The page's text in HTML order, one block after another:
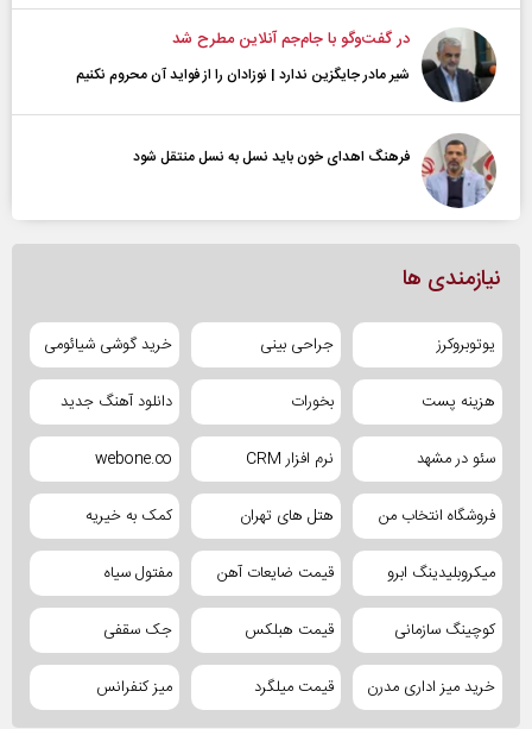
در گفت‌و‌گو با جام‌جم آنلاین مطرح شد
شیر مادر جایگزین ندارد | نوزادان را از فواید آن محروم نکنیم
فرهنگ اهدای خون باید نسل به نسل منتقل شود
نیازمندی ها
یوتوبروکرز جراحی بینی خرید گوشی شیائومی
هزینه پست بخورات دانلود آهنگ جدید
سئو در مشهد نرم افزار CRM webone.co
فروشگاه انتخاب من هتل های تهران کمک به خیریه
میکروبلیدینگ ابرو قیمت ضایعات آهن مفتول سیاه
کوچینگ سازمانی قیمت هبلکس جک سقفی
خرید میز اداری مدرن قیمت میلگرد میز کنفرانس